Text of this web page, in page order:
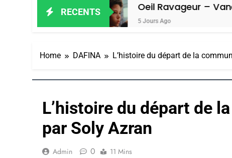
RECENTSOeil Ravageur – Vanessa De
5 Jours Ago
Home DAFINA L’histoire du départ de la
L’histoire du départ de
par Soly Azran
Admin 0 11 Mins